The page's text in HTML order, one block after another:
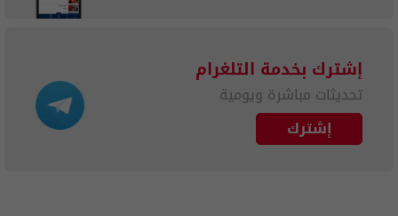
إشترك بخدمة التلغرام
تحديثات مباشرة ويومية
إشترك